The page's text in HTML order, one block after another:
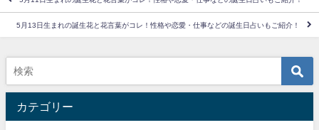
5月13日生まれの誕生花と花言葉がコレ！性格や恋愛・仕事などの誕生日占いもご紹介！
カテゴリー